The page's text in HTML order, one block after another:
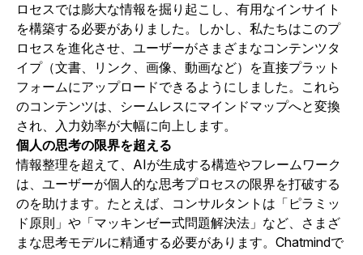
ロセスでは膨大な情報を掘り起こし、有用なインサイト
を構築する必要がありました。しかし、私たちはこのプ
ロセスを進化させ、ユーザーがさまざまなコンテンツタ
イプ（文書、リンク、画像、動画など）を直接プラット
フォームにアップロードできるようにしました。これら
のコンテンツは、シームレスにマインドマップへと変換
され、入力効率が大幅に向上します。
個人の思考の限界を超える
情報整理を超えて、AIが生成する構造やフレームワーク
は、ユーザーが個人的な思考プロセスの限界を打破する
のを助けます。たとえば、コンサルタントは「ピラミッ
ド原則」や「マッキンゼー式問題解決法」など、さまざ
まな思考モデルに精通する必要があります。Chatmindで